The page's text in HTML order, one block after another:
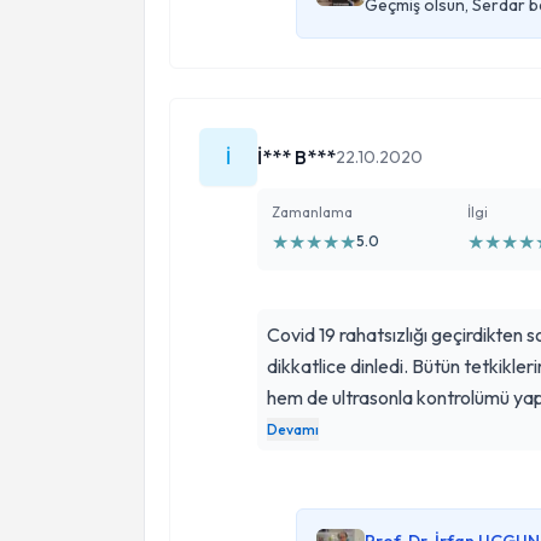
Geçmiş olsun, Serdar
İ İ*** B***22.10.2020
Zamanlama
★★★★★5.0
İlgi
★★★★
Covid 19 rahatsızlığı
dikkatlice dinledi. Bütün
hem de ultrasonla kontrolümü
edince endişelerim azaldı ve
alanında tecrübeli, bilgili ve çok
kaldım. Gönül rahatlığıyla
Devamı